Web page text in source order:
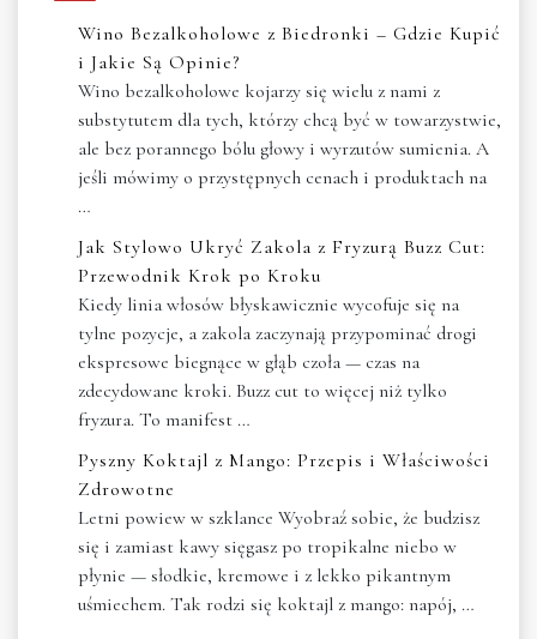
Wino Bezalkoholowe z Biedronki – Gdzie Kupić
i Jakie Są Opinie?
Wino bezalkoholowe kojarzy się wielu z nami z
substytutem dla tych, którzy chcą być w towarzystwie,
ale bez porannego bólu głowy i wyrzutów sumienia. A
jeśli mówimy o przystępnych cenach i produktach na
…
Jak Stylowo Ukryć Zakola z Fryzurą Buzz Cut:
Przewodnik Krok po Kroku
Kiedy linia włosów błyskawicznie wycofuje się na
tylne pozycje, a zakola zaczynają przypominać drogi
ekspresowe biegnące w głąb czoła — czas na
zdecydowane kroki. Buzz cut to więcej niż tylko
fryzura. To manifest …
Pyszny Koktajl z Mango: Przepis i Właściwości
Zdrowotne
Letni powiew w szklance Wyobraź sobie, że budzisz
się i zamiast kawy sięgasz po tropikalne niebo w
płynie — słodkie, kremowe i z lekko pikantnym
uśmiechem. Tak rodzi się koktajl z mango: napój, …